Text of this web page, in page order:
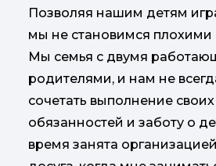
Позволяя нашим детям
мы не становимся
Мы семья с двумя
родителями, и нам не
сочетать выполнение
обязанностей и заботу о
время занята